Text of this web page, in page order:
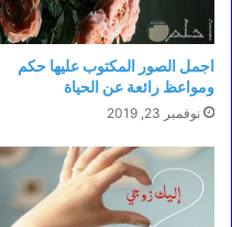
اجمل الصور المكتوب عليها حكم
ومواعظ رائعة عن الحياة
نوفمبر 23, 2019